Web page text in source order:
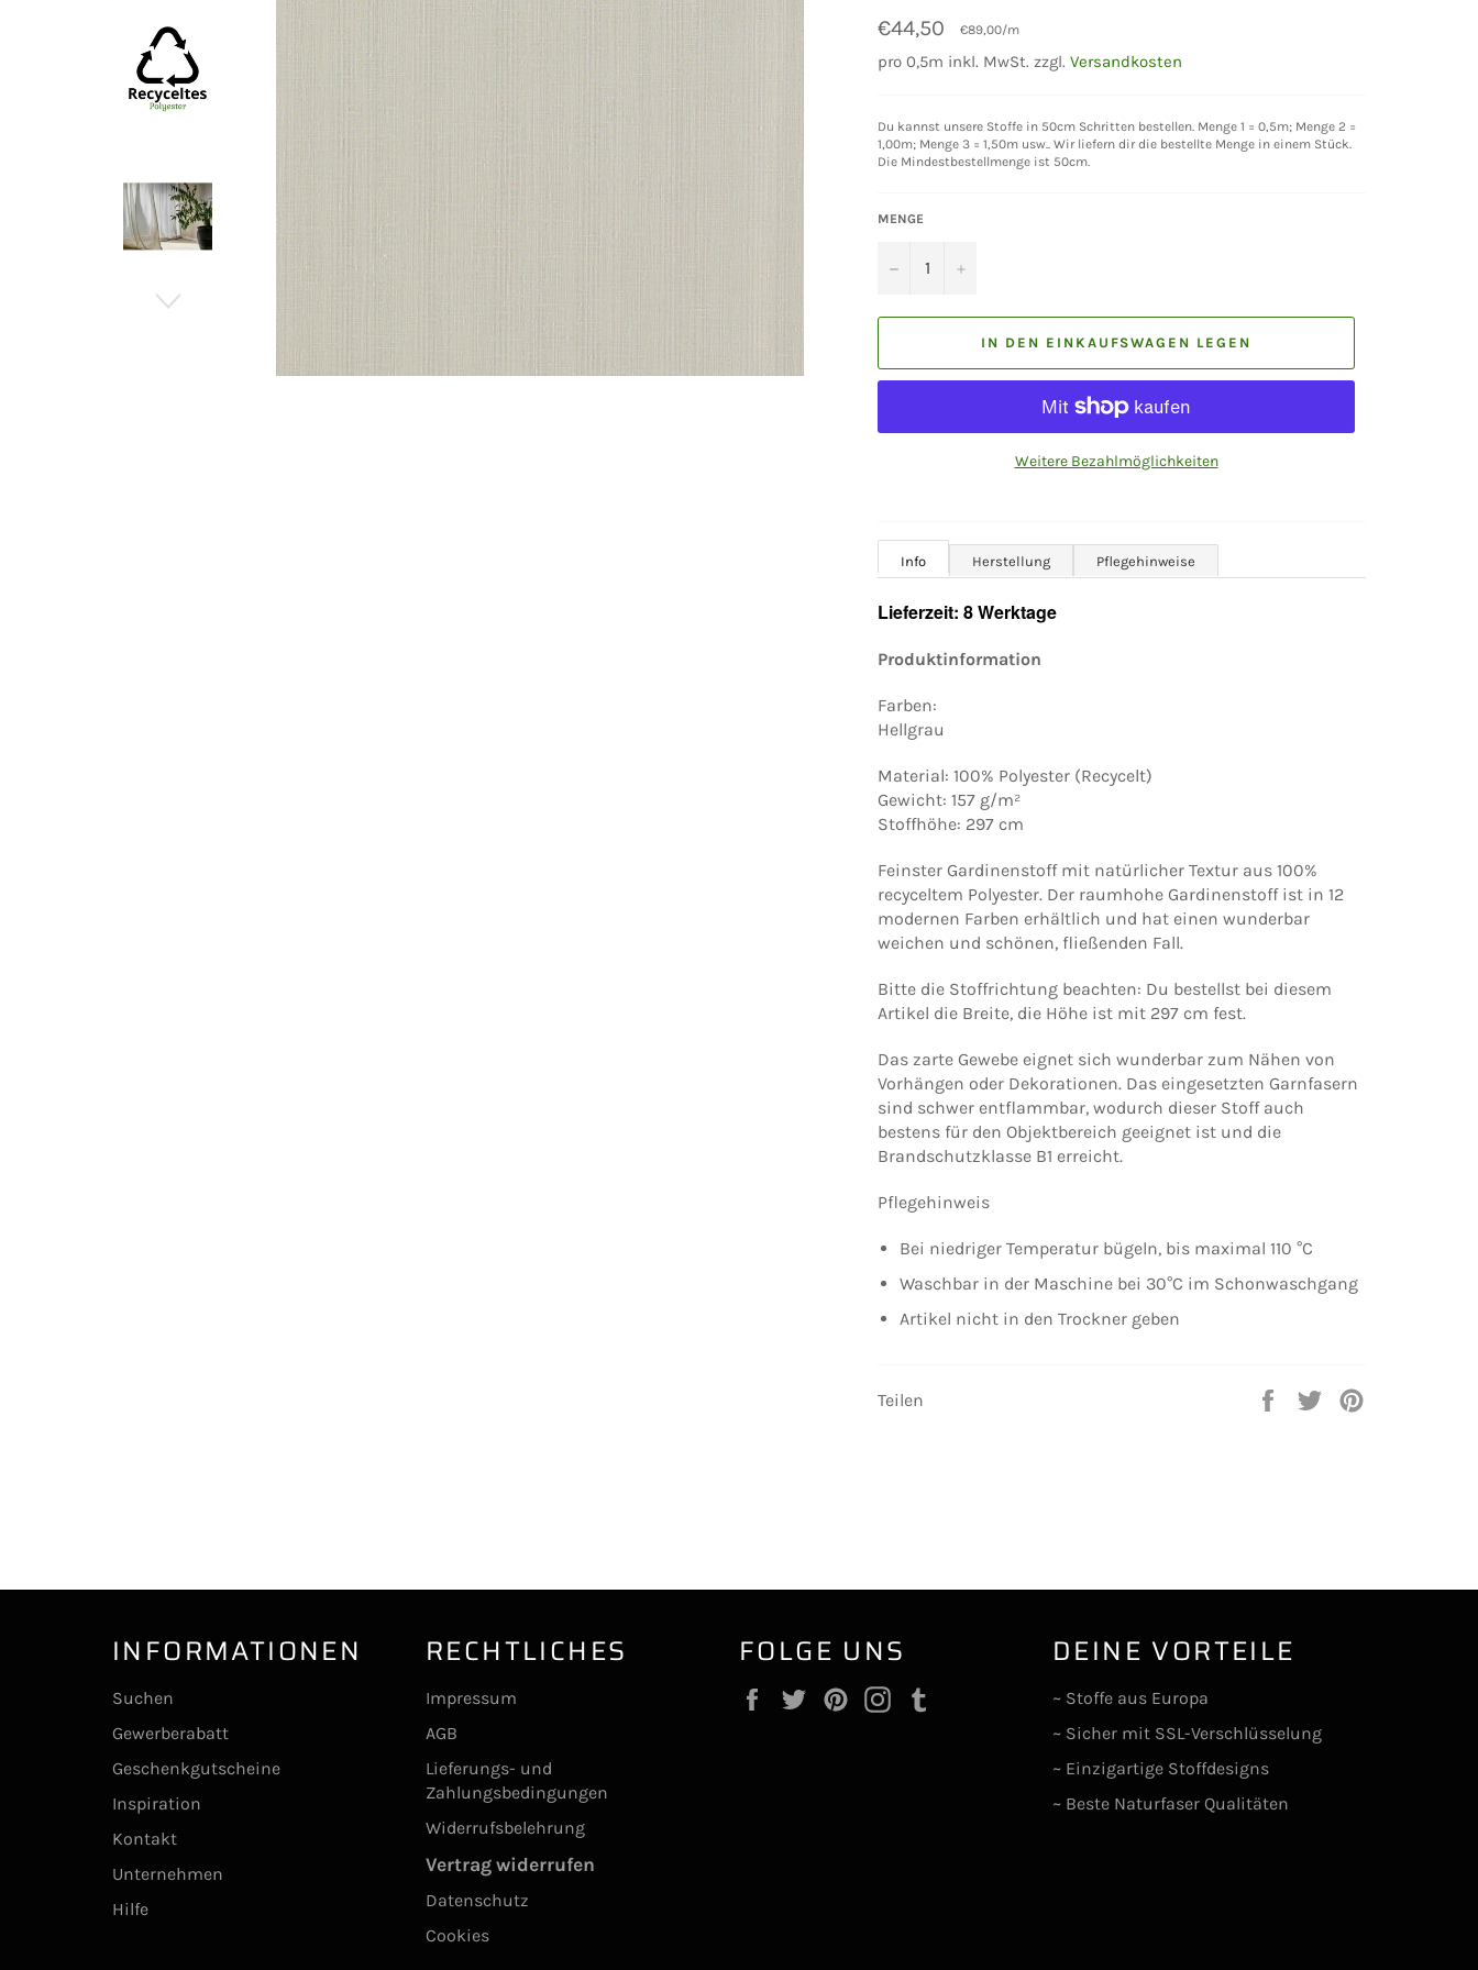
Normaler
Preis
€44,50 €89,00/m
pro 0,5m inkl. MwSt. zzgl. Versandkosten
Du kannst unsere Stoffe in 50cm Schritten bestellen. Menge 1 = 0,5m; Menge 2 =
1,00m; Menge 3 = 1,50m usw.. Wir liefern dir die bestellte Menge in einem Stück.
Die Mindestbestellmenge ist 50cm.
MENGE
− +
IN DEN EINKAUFSWAGEN LEGEN
Weitere Bezahlmöglichkeiten
Info Herstellung Pflegehinweise
Lieferzeit: 8 Werktage
Produktinformation
Farben:
Hellgrau
Material: 100% Polyester (Recycelt)
Gewicht: 157 g/m²
Stoffhöhe: 297 cm
Feinster Gardinenstoff mit natürlicher Textur aus 100%
recyceltem Polyester. Der raumhohe Gardinenstoff ist in 12
modernen Farben erhältlich und hat einen wunderbar
weichen und schönen, fließenden Fall.
Bitte die Stoffrichtung beachten: Du bestellst bei diesem
Artikel die Breite, die Höhe ist mit 297 cm fest.
Das zarte Gewebe eignet sich wunderbar zum Nähen von
Vorhängen oder Dekorationen. Das eingesetzten Garnfasern
sind schwer entflammbar, wodurch dieser Stoff auch
bestens für den Objektbereich geeignet ist und die
Brandschutzklasse B1 erreicht.
Pflegehinweis
Bei niedriger Temperatur bügeln, bis maximal 110 °C
Waschbar in der Maschine bei 30°C im Schonwaschgang
Artikel nicht in den Trockner geben
Teilen
Auf
Auf
INFORMATIONEN
Suchen
Gewerberabatt
Geschenkgutscheine
Inspiration
Kontakt
Unternehmen
Hilfe
RECHTLICHES
Impressum
AGB
Lieferungs- und
Zahlungsbedingungen
Widerrufsbelehrung
Vertrag widerrufen
Datenschutz
Cookies
FOLGE UNS
FacebookTwitterPinterestInstagram
DEINE VORTEILE
~ Stoffe aus Europa
~ Sicher mit SSL-Verschlüsselung
~ Einzigartige Stoffdesigns
~ Beste Naturfaser Qualitäten